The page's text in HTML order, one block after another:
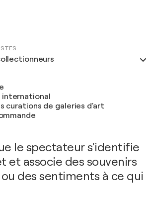
international
curations de galeries d'art
le spectateur s'identifie
et associe des souvenirs
des sentiments à ce qui